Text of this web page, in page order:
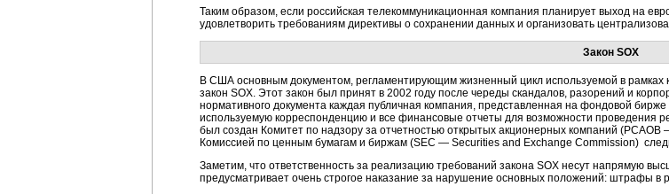
Таким образом, если российская телекоммуникационная компания планирует выход на
удовлетворить требованиям директивы о сохранении данных и организовать
Закон SOX
В США основным документом, регламентирующим жизненный цикл используемой в рамках
закон SOX. Этот закон был принят в 2002 году после череды скандалов, разорений и
нормативного документа каждая публичная компания, представленная на фондовой
используемую корреспонденцию и все финансовые отчеты для возможности проведения
был создан Комитет по надзору за отчетностью открытых акционерных компаний
Комиссией по ценным бумагам и биржам (SEC — Securities and Exchange Commission)
Заметим, что ответственность за реализацию требований закона SOX несут напрямую
предусматривает очень строгое наказание за нарушение основных положений: штрафы